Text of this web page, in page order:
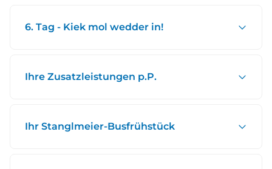
6. Tag - Kiek mol wedder in!
Ihre Zusatzleistungen p.P.
Ihr Stanglmeier-Busfrühstück